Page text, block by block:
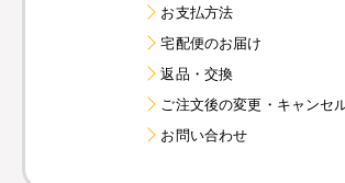
お支払方法
宅配便のお届け
返品・交換
ご注文後の変更・キャンセ
お問い合わせ